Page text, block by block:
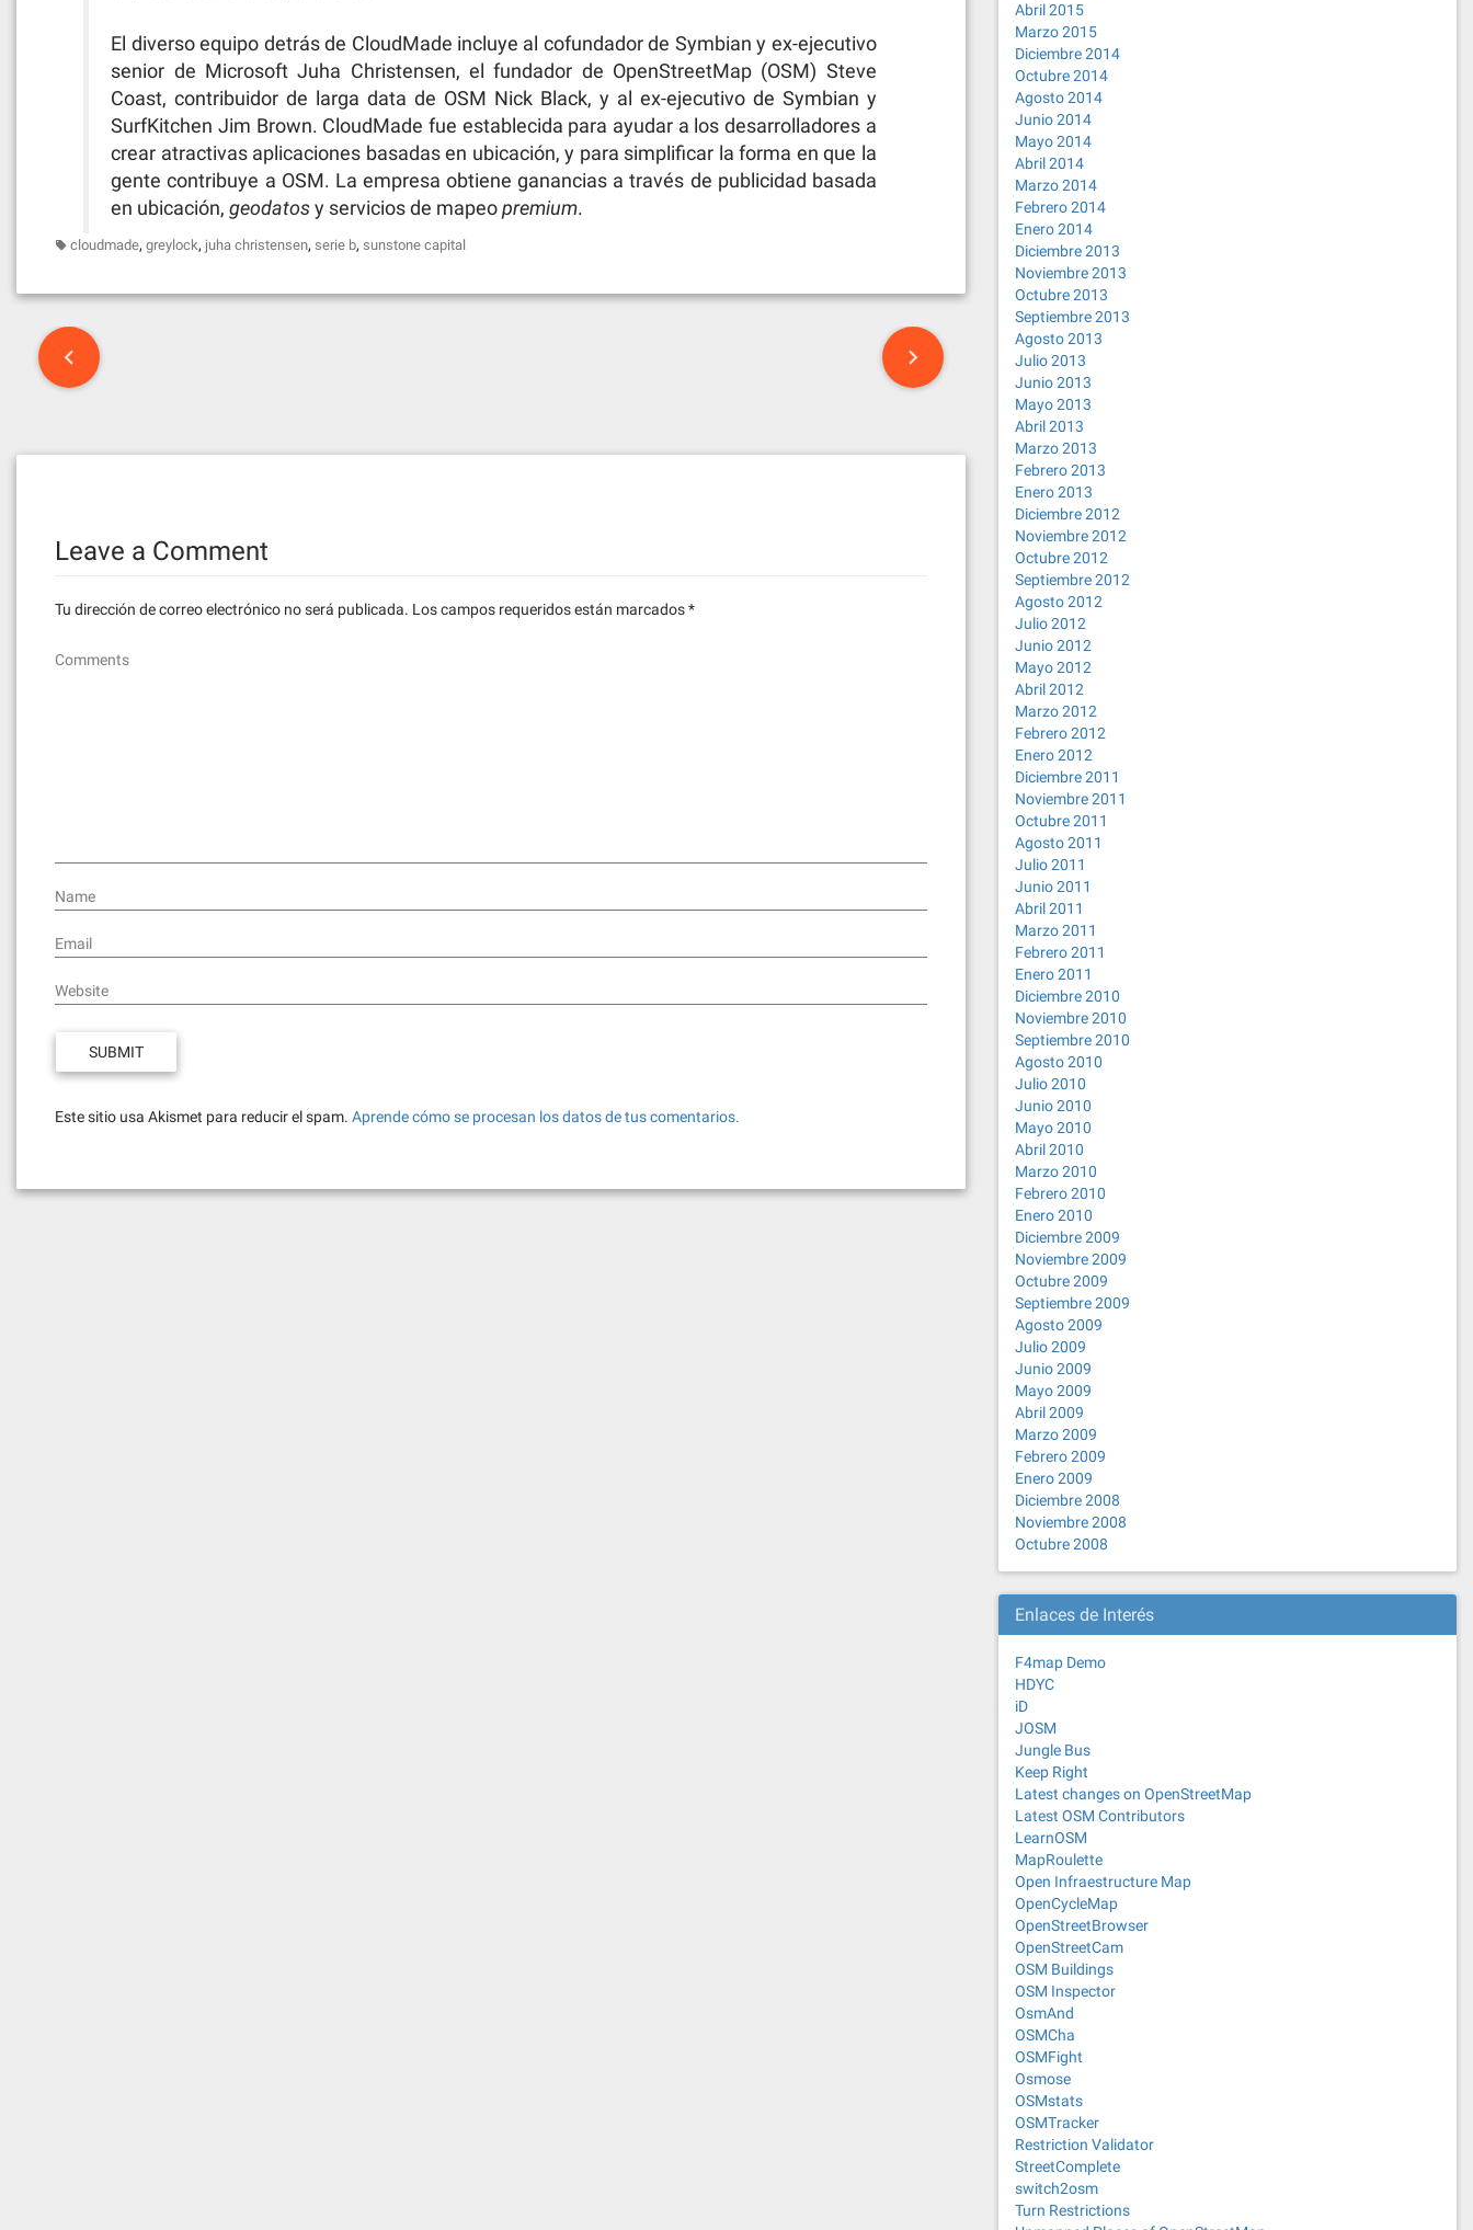
El diverso equipo detrás de CloudMade incluye al cofundador de Symbian y ex-ejecutivo
senior de Microsoft Juha Christensen, el fundador de OpenStreetMap (OSM) Steve
Coast, contribuidor de larga data de OSM Nick Black, y al ex-ejecutivo de Symbian y
SurfKitchen Jim Brown. CloudMade fue establecida para ayudar a los desarrolladores a
crear atractivas aplicaciones basadas en ubicación, y para simplificar la forma en que la
gente contribuye a OSM. La empresa obtiene ganancias a través de publicidad basada
en ubicación,geodatos y servicios de mapeopremium.
cloudmade, greylock, juha christensen, serie b, sunstone capital
Post
navigation
Leave a Comment
Tu dirección de correo electrónico no será publicada. Los campos requeridos están marcados*
Comments
Name
Email
Website
Este sitio usa Akismet para reducir el spam. Aprende cómo se procesan los datos de tus comentarios.
Abril 2015
Marzo 2015
Diciembre 2014
Octubre 2014
Agosto 2014
Junio 2014
Mayo 2014
Abril 2014
Marzo 2014
Febrero 2014
Enero 2014
Diciembre 2013
Noviembre 2013
Octubre 2013
Septiembre 2013
Agosto 2013
Julio 2013
Junio 2013
Mayo 2013
Abril 2013
Marzo 2013
Febrero 2013
Enero 2013
Diciembre 2012
Noviembre 2012
Octubre 2012
Septiembre 2012
Agosto 2012
Julio 2012
Junio 2012
Mayo 2012
Abril 2012
Marzo 2012
Febrero 2012
Enero 2012
Diciembre 2011
Noviembre 2011
Octubre 2011
Agosto 2011
Julio 2011
Junio 2011
Abril 2011
Marzo 2011
Febrero 2011
Enero 2011
Diciembre 2010
Noviembre 2010
Septiembre 2010
Agosto 2010
Julio 2010
Junio 2010
Mayo 2010
Abril 2010
Marzo 2010
Febrero 2010
Enero 2010
Diciembre 2009
Noviembre 2009
Octubre 2009
Septiembre 2009
Agosto 2009
Julio 2009
Junio 2009
Mayo 2009
Abril 2009
Marzo 2009
Febrero 2009
Enero 2009
Diciembre 2008
Noviembre 2008
Octubre 2008
Enlaces de Interés
F4map Demo
HDYC
iD
JOSM
Jungle Bus
Keep Right
Latest changes on OpenStreetMap
Latest OSM Contributors
LearnOSM
MapRoulette
Open Infraestructure Map
OpenCycleMap
OpenStreetBrowser
OpenStreetCam
OSM Buildings
OSM Inspector
OsmAnd
OSMCha
OSMFight
Osmose
OSMstats
OSMTracker
Restriction Validator
StreetComplete
switch2osm
Turn Restrictions